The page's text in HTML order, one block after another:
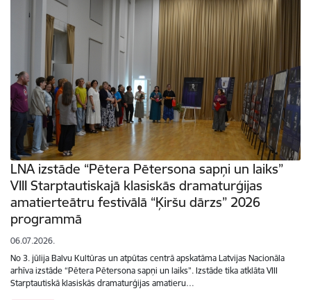
LNA izstāde “Pētera Pētersona sapņi un laiks”
VIII Starptautiskajā klasiskās dramaturģijas
amatierteātru festivālā “Ķiršu dārzs” 2026
programmā
06.07.2026.
No 3. jūlija Balvu Kultūras un atpūtas centrā apskatāma Latvijas Nacionāla
arhīva izstāde “Pētera Pētersona sapņi un laiks”. Izstāde tika atklāta VIII
Starptautiskā klasiskās dramaturģijas amatieru…